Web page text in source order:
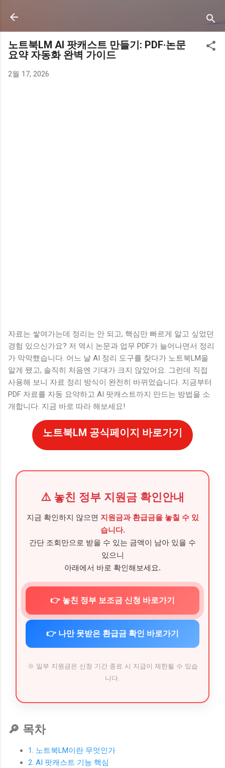
노트북LM AI 팟캐스트 만들기: PDF·논문
요약 자동화 완벽 가이드
2월 17, 2026
자료는 쌓여가는데 정리는 안 되고, 핵심만 빠르게 알고 싶었던
경험 있으신가요? 저 역시 논문과 업무 PDF가 늘어나면서 정리
가 막막했습니다. 어느 날 AI 정리 도구를 찾다가 노트북LM을
알게 됐고, 솔직히 처음엔 기대가 크지 않았어요. 그런데 직접
사용해 보니 자료 정리 방식이 완전히 바뀌었습니다. 지금부터
PDF 자료를 자동 요약하고 AI 팟캐스트까지 만드는 방법을 소
개합니다. 지금 바로 따라 해보세요!
노트북LM 공식페이지 바로가기
⚠️ 놓친 정부 지원금 확인안내
지금 확인하지 않으면 지원금과 환급금을 놓칠 수 있
습니다.
간단 조회만으로 받을 수 있는 금액이 남아 있을 수
있으니
아래에서 바로 확인해보세요.
👉 놓친 정부 보조금 신청 바로가기
👉 나만 못받은 환급금 확인 바로가기
※ 일부 지원금은 신청 기간 종료 시 지급이 제한될 수 있습
니다.
🔎 목차
1. 노트북LM이란 무엇인가
2. AI 팟캐스트 기능 핵심